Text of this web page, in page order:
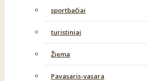
sportbačiai
turistiniai
Žiema
Pavasaris-vasara